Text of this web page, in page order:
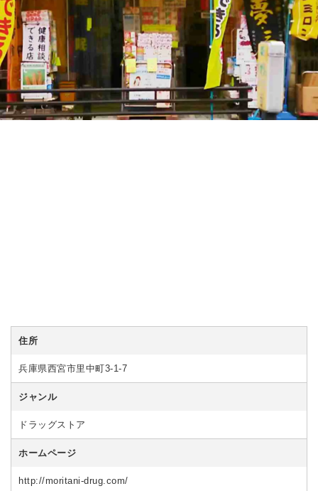
住所
兵庫県西宮市里中町3-1-7
ジャンル
ドラッグストア
ホームページ
http://moritani-drug.com/